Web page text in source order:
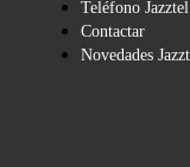
Teléfono Jazztel
Contactar
Novedades